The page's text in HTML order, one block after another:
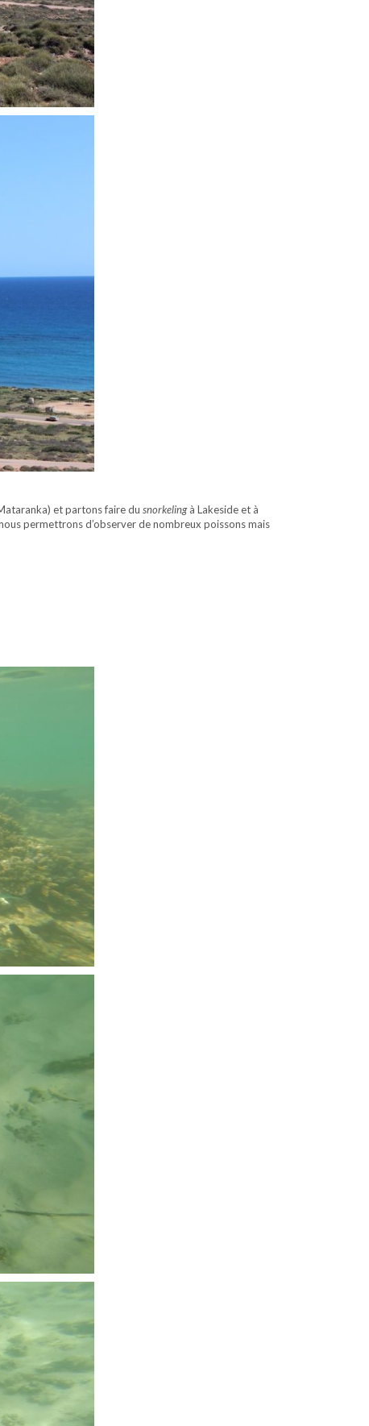
et partons faire du snorkelingà Lakeside et à
permettrons d’observer de nombreux poissons mais